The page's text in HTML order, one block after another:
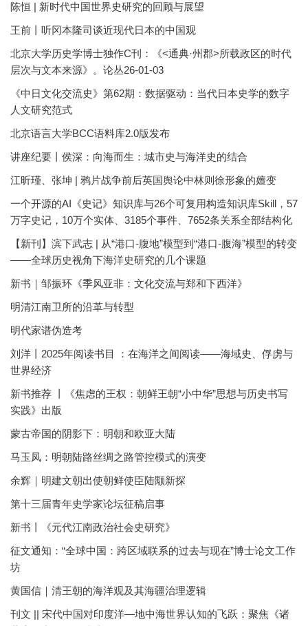
陈恒 | 新时代中国世界史研究的回顾与展望
王前丨听冈本隆司谈近现代日本的中国观
北京大学历史学博士独作C刊：《<通典·州郡>所载政区的时代
层次与文本来源》。论丛26-01-03
《中日文化交流史》第62期：数据驱动：当代日本史学的数字
人文研究范式
北京语言大学BCC语料库2.0版发布
讲座纪要丨侯深：向海而生：城市史与海洋史的结合
江昕瑾、张坤 | 鸦片战争前后英国舆论中林则徐形象的嬗变
一个开源的AI《史记》知识库与26个可复用构造知识库Skill，57
万字史记，10万个实体、3185个事件、7652条关系全部结构化
【新刊】滨下武志 | 从“港口-腹地”模型到“港口-腹海”模型的转变
——全球历史视角下海洋史研究的几个课题
新书｜邹振环《季风亚非：文化交流与郑和下西洋》
明清江南卫所的沿革与转型
明代家谱伪造考
刘洋丨2025年阅读书目 ：在海洋之间阅读——海域史、俘虏与
世界经济
新书推荐 丨《焦虑的王权：朝鲜王朝“小中华”思想与历史书写
实践》出版
蒙古帝国的阴影下：明朝和欧亚大陆
马玉凤：明朝陆路丝绸之路管控模式的演变
余辉｜明建文朝出使朝鲜使臣陆颙新探
第十三届青年史学家论坛征稿启事
新书丨《元代江南政治社会史研究》
征文通知：“全球中国：跨区域联系的过去与现在”博士论文工作
坊
黄国信｜清王朝的海洋观及其海疆治理逻辑
刊文 || 宋代中国对印度洋—地中海世界认知的飞跃：聚焦《诸